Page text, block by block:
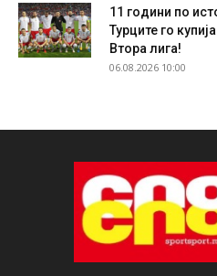
11 години по
Турците го
Втора лига!
06.08.2026 10:00